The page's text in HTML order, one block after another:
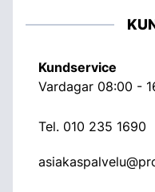
Kundservice
Vardagar 08:00 -
Tel. 010 235 1690